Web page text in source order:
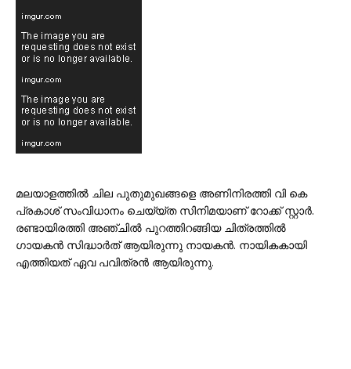
മലയാളത്തില്‍ ചില പുതുമുഖങ്ങളെ അണിനിരത്തി വി കെ
പ്രകാശ്‌ സംവിധാനം ചെയ്യ്ത സിനിമയാണ് റോക്ക് സ്റ്റാര്‍.
രണ്ടായിരത്തി അഞ്ചില്‍ പുറത്തിറങ്ങിയ ചിത്രത്തില്‍
ഗായകന്‍ സിദ്ധാര്‍ത് ആയിരുന്നു നായകന്‍. നായികകായി
എത്തിയത് ഏവ പവിത്രന്‍ ആയിരുന്നു.